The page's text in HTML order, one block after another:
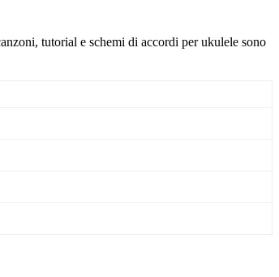
tutorial e schemi di accordi per ukulele sono